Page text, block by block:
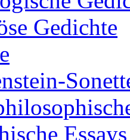
Gedichte
Essays